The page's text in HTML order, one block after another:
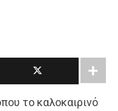
το καλοκαιρινό